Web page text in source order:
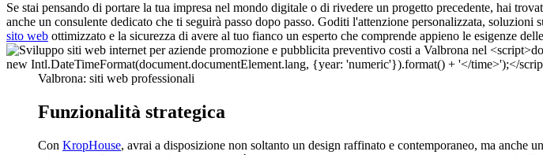
Se stai pensando di portare la tua impresa nel mondo digitale o di rivedere un progetto precedente, hai
anche un consulente dedicato che ti seguirà passo dopo passo. Goditi l'attenzione personalizzata,
sito web ottimizzato e la sicurezza di avere al tuo fianco un esperto che comprende appieno le esigenze
Valbrona: siti web professionali
Funzionalità strategica
Con KropHouse, avrai a disposizione non soltanto un design raffinato e contemporaneo, ma anche